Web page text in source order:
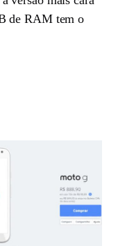
de RAM tem o